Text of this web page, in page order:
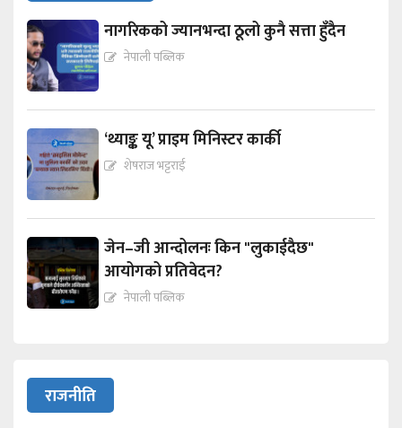
नागरिकको ज्यानभन्दा ठूलो कुनै सत्ता हुँदैन
नेपाली पब्लिक
‘थ्याङ्क यू’ प्राइम मिनिस्टर कार्की
शेषराज भट्टराई
जेन–जी आन्दोलनः किन "लुकाईदैछ"
आयोगको प्रतिवेदन?
नेपाली पब्लिक
राजनीति